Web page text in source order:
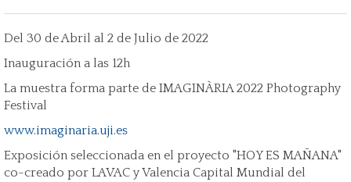
Del 30 de Abril al 2 de Julio de 2022
Inauguración a las 12h
La muestra forma parte de IMAGINÀRIA 2022 Photography
Festival
www.imaginaria.uji.es
Exposición seleccionada en el proyecto "HOY ES MAÑANA"
co-creado por LAVAC y Valencia Capital Mundial del